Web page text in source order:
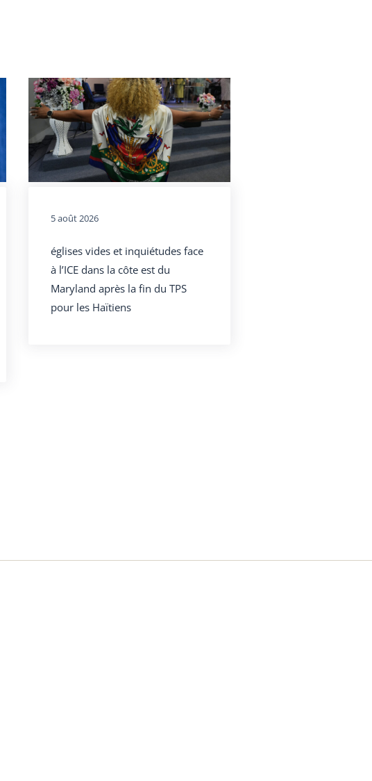
5 août 2026
églises vides et inquiétudes face
à l’ICE dans la côte est du
Maryland après la fin du TPS
pour les Haïtiens